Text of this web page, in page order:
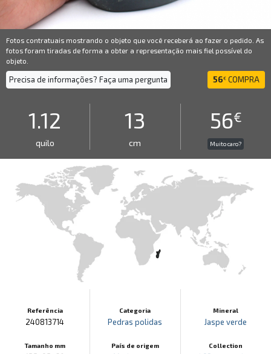
Fotos contratuais mostrando o objeto que você receberá ao fazer o pedido. As
fotos foram tiradas de forma a obter a representação mais fiel possível do
objeto.
Precisa de informações? Faça uma pergunta 56€ COMPRA
1.12
quilo
13
cm
56€
Muito caro?
Referência
240813714
Tamanho mm
Categoria
Pedras polidas
País de origem
Mineral
Jaspe verde
Collection